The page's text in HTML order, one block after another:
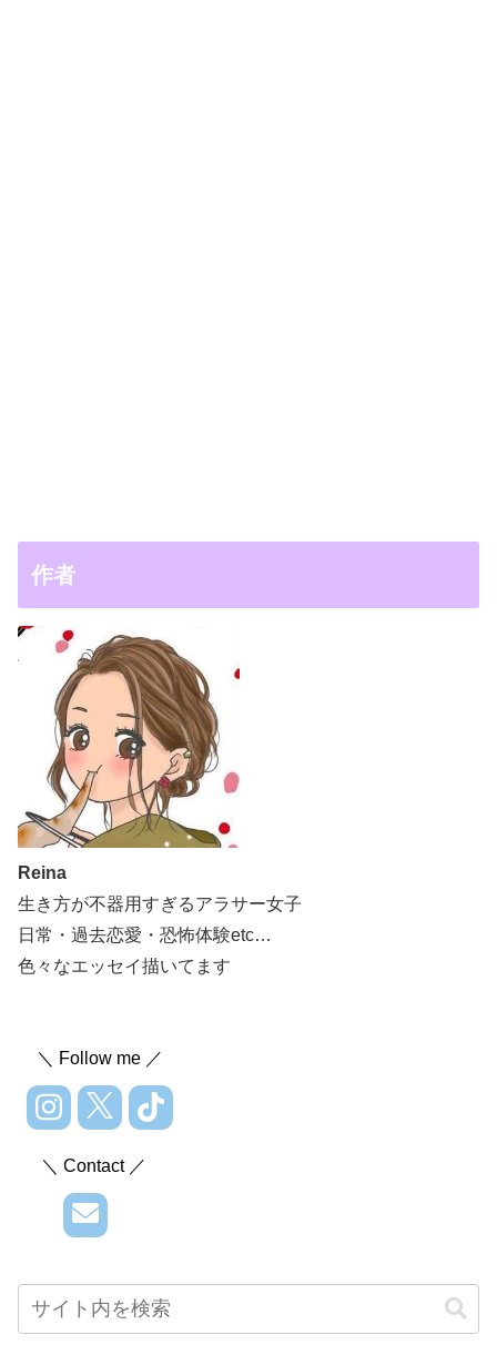
作者
Reina
生き方が不器用すぎるアラサー女子
日常・過去恋愛・恐怖体験etc…
色々なエッセイ描いてます
＼ Follow me ／
＼ Contact ／